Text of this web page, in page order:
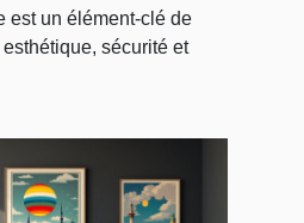
est un élément-clé de
sécurité et